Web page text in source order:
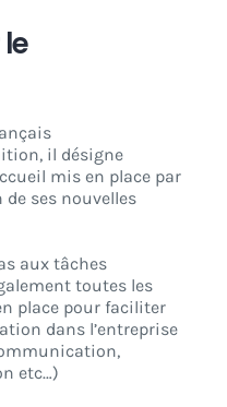
il désigne
mis en place par
de ses nouvelles
aux tâches
toutes les
place pour faciliter
dans l’entreprise
etc…)